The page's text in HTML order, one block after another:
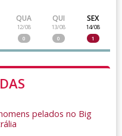
QUA
12/08
0
QUI
13/08
0
SEX
14/08
1
pelados no Big